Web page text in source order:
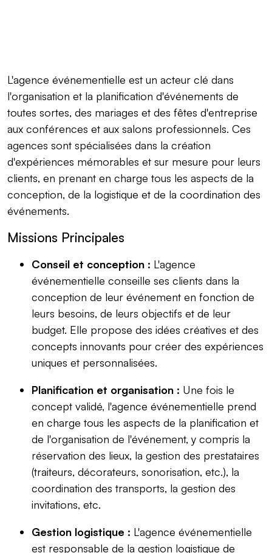
L'agence événementielle est un acteur clé dans
l'organisation et la planification d'événements de
toutes sortes, des mariages et des fêtes d'entreprise
aux conférences et aux salons professionnels. Ces
agences sont spécialisées dans la création
d'expériences mémorables et sur mesure pour leurs
clients, en prenant en charge tous les aspects de la
conception, de la logistique et de la coordination des
événements.
Missions Principales
Conseil et conception : L'agence
événementielle conseille ses clients dans la
conception de leur événement en fonction de
leurs besoins, de leurs objectifs et de leur
budget. Elle propose des idées créatives et des
concepts innovants pour créer des expériences
uniques et personnalisées.
Planification et organisation : Une fois le
concept validé, l'agence événementielle prend
en charge tous les aspects de la planification et
de l'organisation de l'événement, y compris la
réservation des lieux, la gestion des prestataires
(traiteurs, décorateurs, sonorisation, etc.), la
coordination des transports, la gestion des
invitations, etc.
Gestion logistique : L'agence événementielle
est responsable de la gestion logistique de